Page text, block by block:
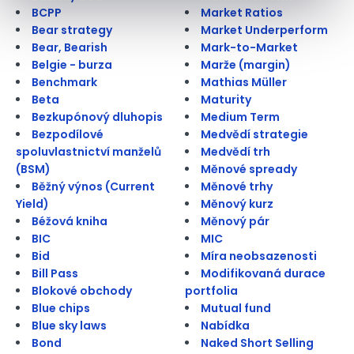
BCPP
Bear strategy
Bear, Bearish
Belgie - burza
Benchmark
Beta
Bezkupónový dluhopis
Bezpodílové
spoluvlastnictví manželů
(BSM)
Běžný výnos (Current
Yield)
Béžová kniha
BIC
Bid
Bill Pass
Blokové obchody
Blue chips
Blue sky laws
Bond
Market Ratios
Market Underperform
Mark-to-Market
Marže (margin)
Mathias Müller
Maturity
Medium Term
Medvědí strategie
Medvědí trh
Měnové spready
Měnové trhy
Měnový kurz
Měnový pár
MIC
Míra neobsazenosti
Modifikovaná durace
portfolia
Mutual fund
Nabídka
Naked Short Selling